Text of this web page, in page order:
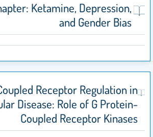
Ketamine, Depression,
and Gender Bias
Receptor Regulation in
Disease: Role of G Protein-
Coupled Receptor Kinases